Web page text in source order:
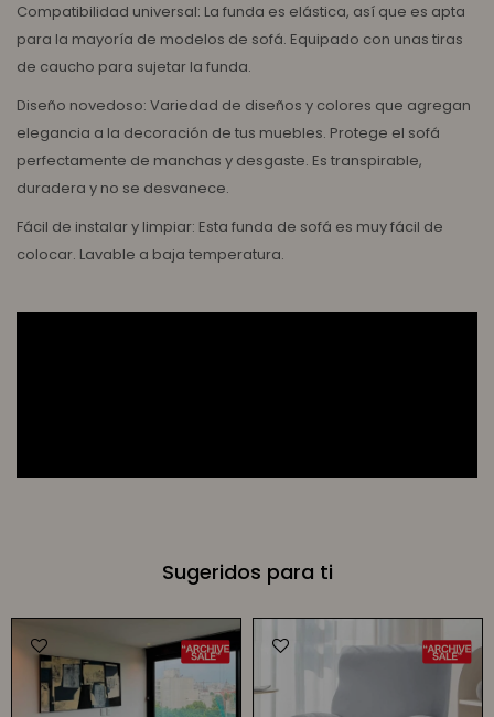
Compatibilidad universal: La funda es elástica, así que es apta
para la mayoría de modelos de sofá. Equipado con unas tiras
de caucho para sujetar la funda.
Diseño novedoso: Variedad de diseños y colores que agregan
elegancia a la decoración de tus muebles. Protege el sofá
perfectamente de manchas y desgaste. Es transpirable,
duradera y no se desvanece.
Fácil de instalar y limpiar: Esta funda de sofá es muy fácil de
colocar. Lavable a baja temperatura.
Sugeridos para ti